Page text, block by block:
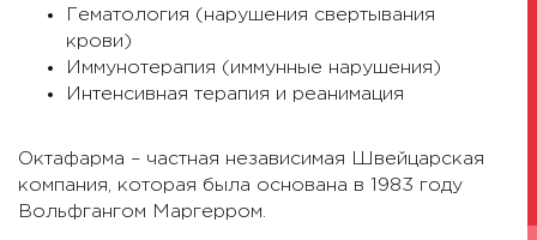
Гематология (нарушения свертывания
крови)
Иммунотерапия (иммунные нарушения)
Интенсивная терапия и реанимация
Октафарма – частная независимая Швейцарская
компания, которая была основана в 1983 году
Вольфгангом Маргерром.